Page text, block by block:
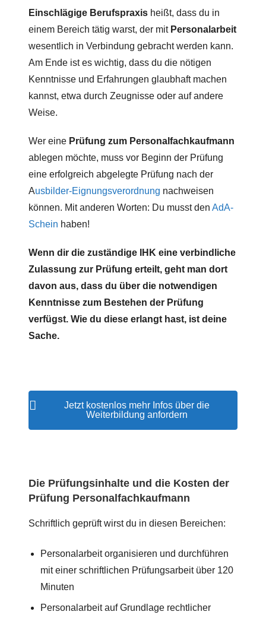
Einschlägige Berufspraxis heißt, dass du in
einem Bereich tätig warst, der mit Personalarbeit
wesentlich in Verbindung gebracht werden kann.
Am Ende ist es wichtig, dass du die nötigen
Kenntnisse und Erfahrungen glaubhaft machen
kannst, etwa durch Zeugnisse oder auf andere
Weise.
Wer eine Prüfung zum Personalfachkaufmann
ablegen möchte, muss vor Beginn der Prüfung
eine erfolgreich abgelegte Prüfung nach der
Ausbilder-Eignungsverordnung nachweisen
können. Mit anderen Worten: Du musst den AdA-
Schein haben!
Wenn dir die zuständige IHK eine verbindliche
Zulassung zur Prüfung erteilt, geht man dort
davon aus, dass du über die notwendigen
Kenntnisse zum Bestehen der Prüfung
verfügst. Wie du diese erlangt hast, ist deine
Sache.
Jetzt kostenlos mehr Infos über die
Weiterbildung anfordern
Die Prüfungsinhalte und die Kosten der
Prüfung Personalfachkaufmann
Schriftlich geprüft wirst du in diesen Bereichen:
Personalarbeit organisieren und durchführen
mit einer schriftlichen Prüfungsarbeit über 120
Minuten
Personalarbeit auf Grundlage rechtlicher